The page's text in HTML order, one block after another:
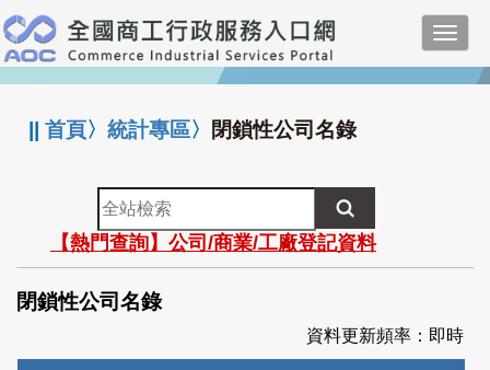
跳
到
主
要
:::
||首頁〉統計專區〉 閉鎖性公司名錄
全
站
檢
索
【熱門查詢】公司/商業/工廠登記資料
閉鎖性公司名錄
資料更新頻率：即時